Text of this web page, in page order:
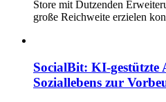
Store mit Dutzenden
große Reichweite erzielen
SocialBit: KI-gestützte
Soziallebens zur